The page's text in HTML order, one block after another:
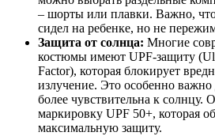
– шорты или плавки. Важно,
сидел на ребенке, но не
Защита от солнца: Многие
костюмы имеют UPF-защиту
Factor), которая блокирует
излучение. Это особенно важно
более чувствительна к солнцу.
маркировку UPF 50+, которая
максимальную защиту.